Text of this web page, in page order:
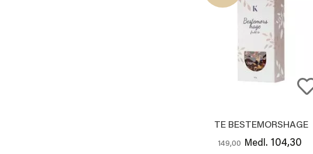
TE BESTEMORSHAGE
149,00 Medl. 104,30